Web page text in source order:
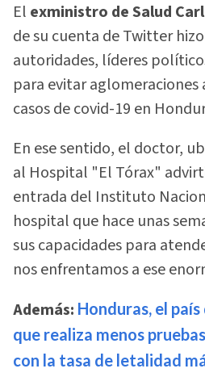
El exministro de Salud
de su cuenta de Twitter
autoridades, líderes
para evitar
casos de covid-19 en
En ese sentido, el doctor,
al Hospital "El Tórax"
entrada del Instituto
hospital que hace unas
sus capacidades para
nos enfrentamos a ese
Además: Honduras, el
que realiza menos
con la tasa de letalidad